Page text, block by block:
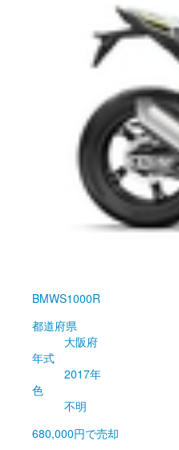
BMWS1000R
都道府県
大阪府
年式
2017年
色
不明
680,000円で売却